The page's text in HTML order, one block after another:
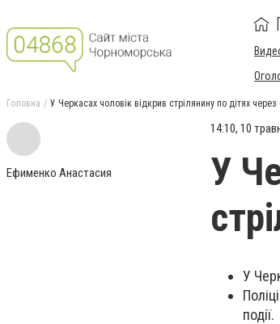
Головна У Черкасах чоловік відкрив стрілянину по дітях через
Ефименко Анастасия
14:10, 10
У
У
події.